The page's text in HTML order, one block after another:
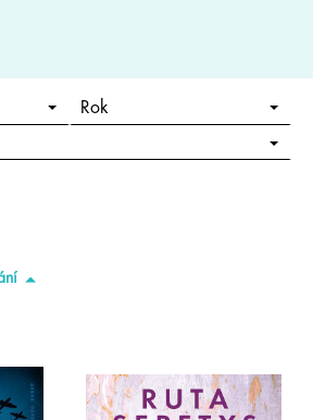
Rok